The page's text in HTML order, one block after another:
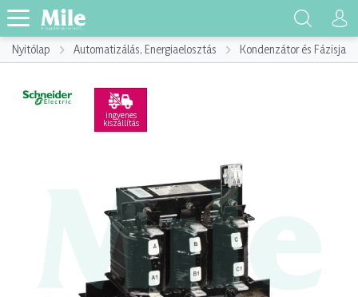
Nyitólap Automatizálás, Energiaelosztás Kondenzátor és
ingyenes
kiszállítás